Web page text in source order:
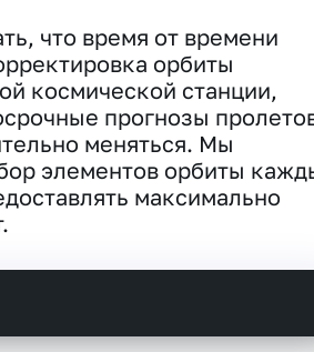
что время от времени
орбиты
космической станции,
прогнозы
меняться. Мы
элементов орбиты
максимально